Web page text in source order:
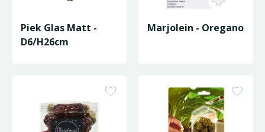
Piek Glas Matt -
D6/H26cm
Marjolein - Oregano